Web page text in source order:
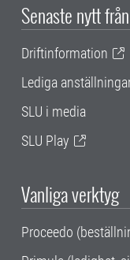
Senaste nytt från
Driftinformation
Lediga
SLU i media
SLU Play
Vanliga verktyg
Proceedo